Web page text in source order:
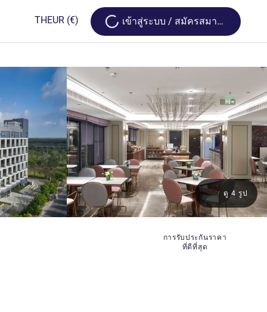
THEUR (€) Loading...
เข้าสู่ระบบ / สมัครสมาชิก
การรับประกันราคา
ที่ดีที่สุด
ดู 4 รูป